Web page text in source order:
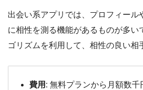
出会い系アプリでは、プロフィール
に相性を測る機能があるものが多い
ゴリズムを利用して、相性の良い相
費用 : 無料プランから月額数